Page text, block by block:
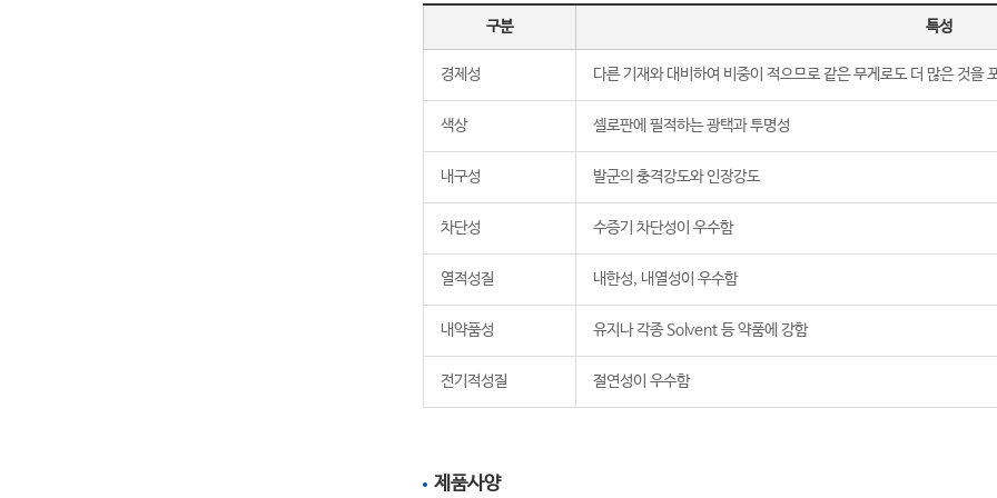
구분 특성
경제성 다른 기재와 대비하여 비중이 적으므로 같은 무게로도 더 많은 것을
색상 셀로판에 필적하는 광택과 투명성
내구성 발군의 충격강도와 인장강도
차단성 수증기 차단성이 우수함
열적성질 내한성, 내열성이 우수함
내약품성 유지나 각종 Solvent 등 약품에 강함
전기적성질 절연성이 우수함
제품사양